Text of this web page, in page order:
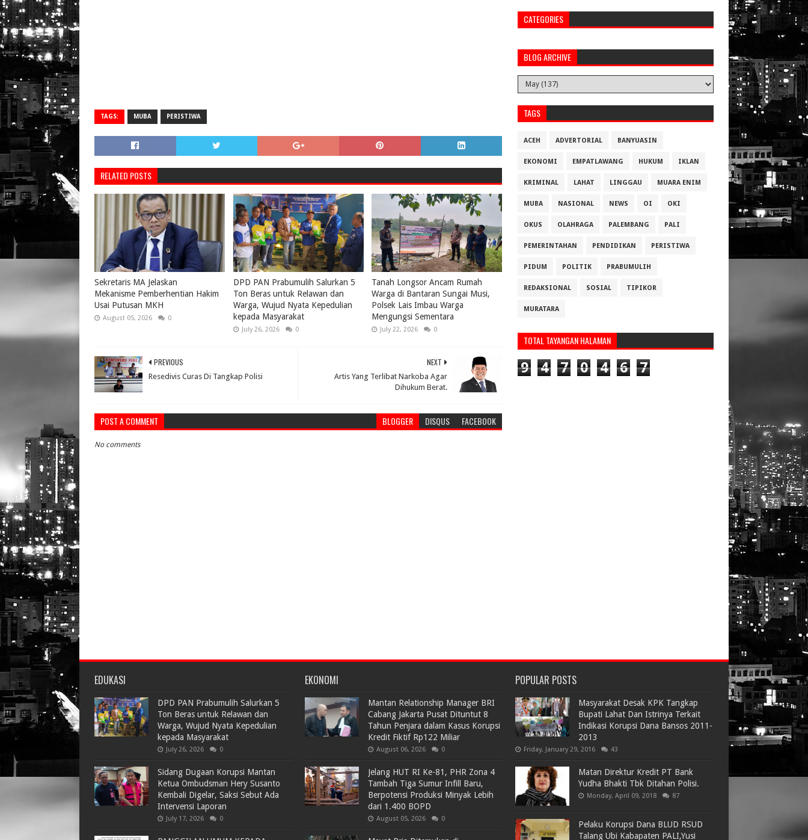
TAGS: MUBA PERISTIWA
RELATED POSTS
Sekretaris MA Jelaskan
Mekanisme Pemberhentian Hakim
Usai Putusan MKH
August 05, 2026 0
DPD PAN Prabumulih Salurkan 5
Ton Beras untuk Relawan dan
Warga, Wujud Nyata Kepedulian
kepada Masyarakat
July 26, 2026 0
Tanah Longsor Ancam Rumah
Warga di Bantaran Sungai Musi,
Polsek Lais Imbau Warga
Mengungsi Sementara
July 22, 2026 0
NEXT
Artis Yang Terlibat Narkoba Agar
Dihukum Berat.
PREVIOUS
Resedivis Curas Di Tangkap Polisi
POST A COMMENT BLOGGER DISQUS FACEBOOK
No comments
CATEGORIES
BLOG ARCHIVE
TAGS
ACEH ADVERTORIAL BANYUASIN
EKONOMI EMPATLAWANG HUKUM IKLAN
KRIMINAL LAHAT LINGGAU MUARA ENIM
MUBA NASIONAL NEWS OI OKI
OKUS OLAHRAGA PALEMBANG PALI
PEMERINTAHAN PENDIDIKAN PERISTIWA
PIDUM POLITIK PRABUMULIH
REDAKSIONAL SOSIAL TIPIKOR
MURATARA
TOTAL TAYANGAN HALAMAN
9 4 7 0 4 6 7
EDUKASI
DPD PAN Prabumulih Salurkan 5
Ton Beras untuk Relawan dan
Warga, Wujud Nyata Kepedulian
kepada Masyarakat
July 26, 2026 0
Sidang Dugaan Korupsi Mantan
Ketua Ombudsman Hery Susanto
Kembali Digelar, Saksi Sebut Ada
Intervensi Laporan
July 17, 2026 0
EKONOMI
Mantan Relationship Manager BRI
Cabang Jakarta Pusat Dituntut 8
Tahun Penjara dalam Kasus Korupsi
Kredit Fiktif Rp122 Miliar
August 06, 2026 0
Jelang HUT RI Ke-81, PHR Zona 4
Tambah Tiga Sumur Infill Baru,
Berpotensi Produksi Minyak Lebih
dari 1.400 BOPD
August 05, 2026 0
POPULAR POSTS
Masyarakat Desak KPK Tangkap
Bupati Lahat Dan Istrinya Terkait
Indikasi Korupsi Dana Bansos 2011-
2013
Friday, January 29, 2016 43
Matan Direktur Kredit PT Bank
Yudha Bhakti Tbk Ditahan Polisi.
Monday, April 09, 2018 87
Pelaku Korupsi Dana BLUD RSUD
Talang Ubi Kabapaten PALI,Yusi